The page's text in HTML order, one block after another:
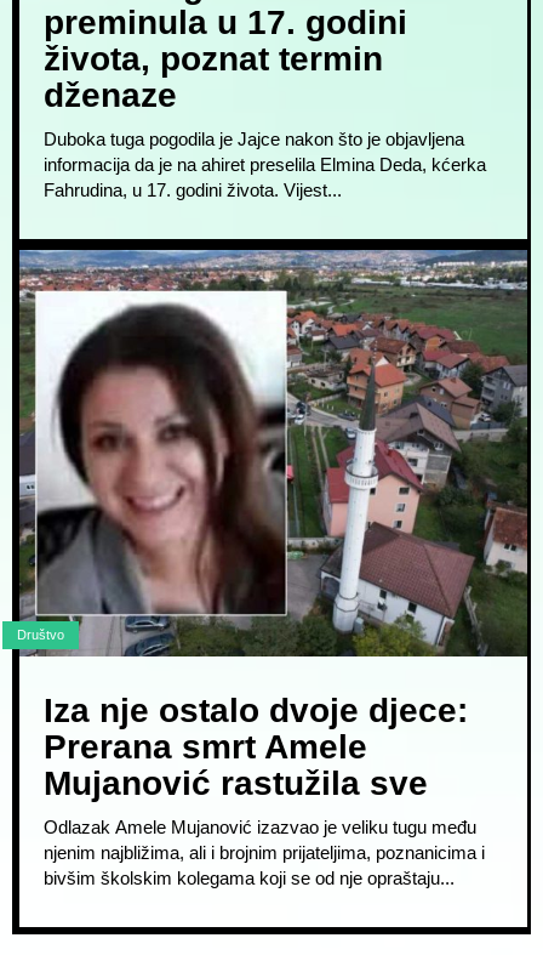
preminula u 17. godini
života, poznat termin
dženaze
Duboka tuga pogodila je Jajce nakon što je objavljena
informacija da je na ahiret preselila Elmina Deda, kćerka
Fahrudina, u 17. godini života. Vijest...
Društvo
Iza nje ostalo dvoje djece:
Prerana smrt Amele
Mujanović rastužila sve
Odlazak Amele Mujanović izazvao je veliku tugu među
njenim najbližima, ali i brojnim prijateljima, poznanicima i
bivšim školskim kolegama koji se od nje opraštaju...